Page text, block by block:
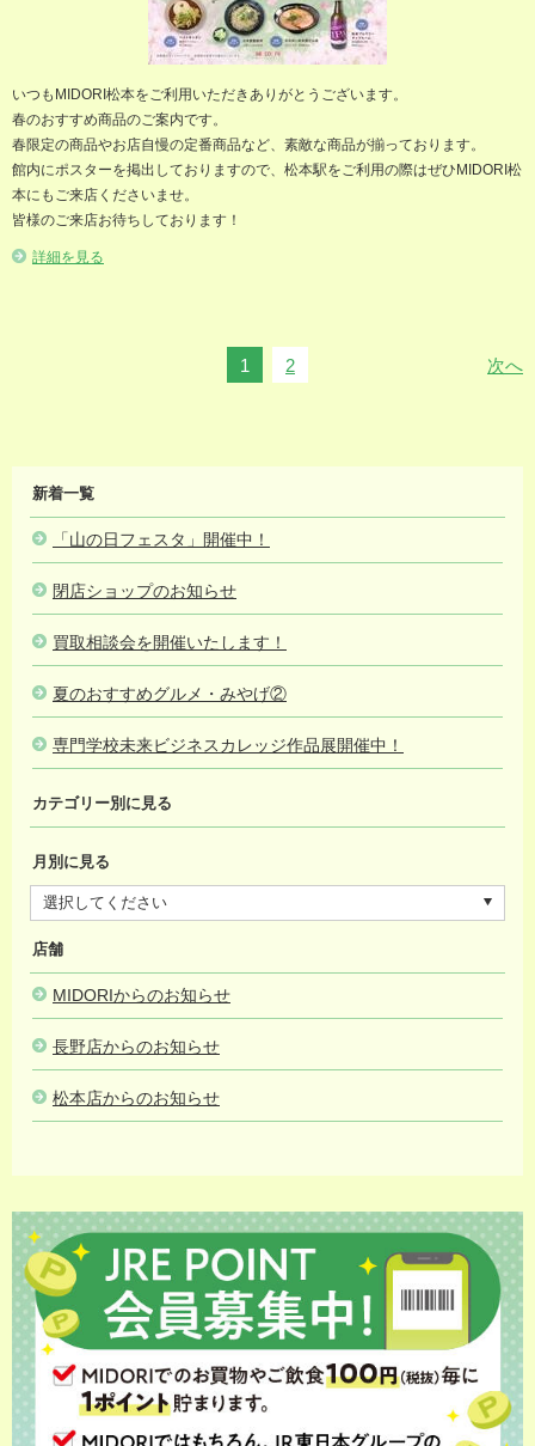
いつもMIDORI松本をご利用いただきありがとうございます。
春のおすすめ商品のご案内です。
春限定の商品やお店自慢の定番商品など、素敵な商品が揃っております。
館内にポスターを掲出しておりますので、松本駅をご利用の際はぜひMIDORI松
本にもご来店くださいませ。
皆様のご来店お待ちしております！
詳細を見る
1 2 次へ
MIDORI
NEWS
新着一覧
「山の日フェスタ」開催中！
閉店ショップのお知らせ
買取相談会を開催いたします！
夏のおすすめグルメ・みやげ②
専門学校未来ビジネスカレッジ作品展開催中！
カテゴリー別に見る
月別に見る
店舗
MIDORIからのお知らせ
長野店からのお知らせ
松本店からのお知らせ